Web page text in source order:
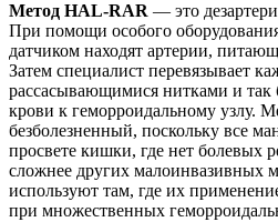
Метод HAL-RAR — это
При помощи особого
датчиком находят артерии,
Затем специалист перевязывает
рассасывающимися нитками и так
крови к геморроидальному узлу.
безболезненный, поскольку все
просвете кишки, где нет болевых
сложнее других малоинвазивных
используют там, где их
при множественных